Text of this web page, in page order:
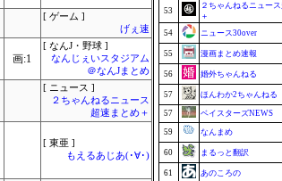
[ ゲーム ]
げぇ速
画:1
[ なんJ・野球 ]
なんじぇいスタジアム
＠なんJまとめ
[ ニュース ]
２ちゃんねるニュース
超速まとめ＋
[ 東亜 ]
もえるあじあ(･∀･)
53
２ちゃんねるニュー
＋
54
ニュース30over
55 漫画まとめ速報
56 婚外ちゃんねる
57 ほんわか2ちゃんねる
57 ベイスターズNEWS
59 なんまめ
60 まるっと翻訳
61 あのころの